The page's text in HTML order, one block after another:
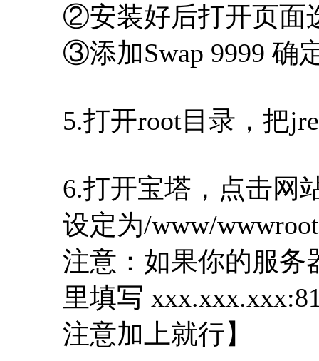
②安装好后打开页面
③添加Swap 9999 确
5.打开root目录，把
6.打开宝塔，点击网
设定为/www/
注意：如果你的服务
里填写
注意加上就行】